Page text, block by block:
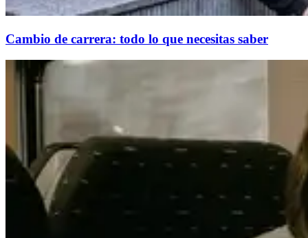
Cambio de carrera: todo lo que necesitas saber